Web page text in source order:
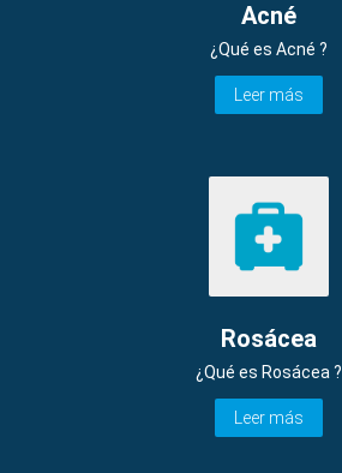
Acné
¿Qué es Acné ?
Leer más
Rosácea
¿Qué es Rosácea ?
Leer más